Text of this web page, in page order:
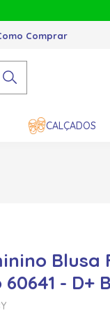
Comprar
CALÇADOS
Blusa
- D+